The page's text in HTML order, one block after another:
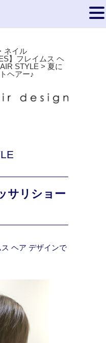
ネイル
】フレイムス ヘ
STYLE > 夏に
ヘアー♪
サリショー
ヘア デザインで